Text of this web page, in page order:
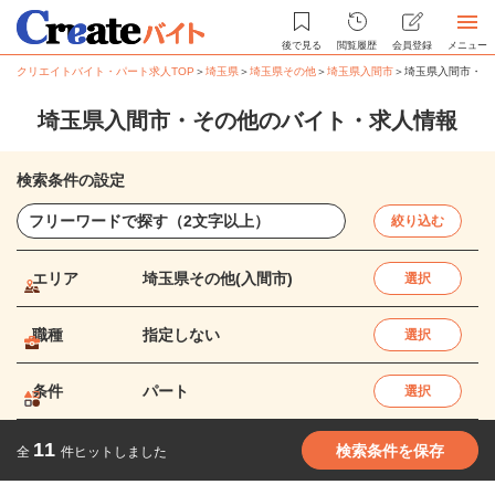
後で見る 閲覧履歴 会員登録 メニュー
クリエイトバイト・パート求人TOP ＞埼玉県＞埼玉県その他＞埼玉県入間市＞埼玉県入間市・
埼玉県入間市・その他のバイト・求人情報
検索条件の設定
絞り込む
エリア 埼玉県その他(入間市) 選択
職種 指定しない 選択
条件 パート 選択
全 11 件ヒットしました 検索条件を保存